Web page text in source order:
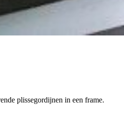
plissegordijnen in een frame.